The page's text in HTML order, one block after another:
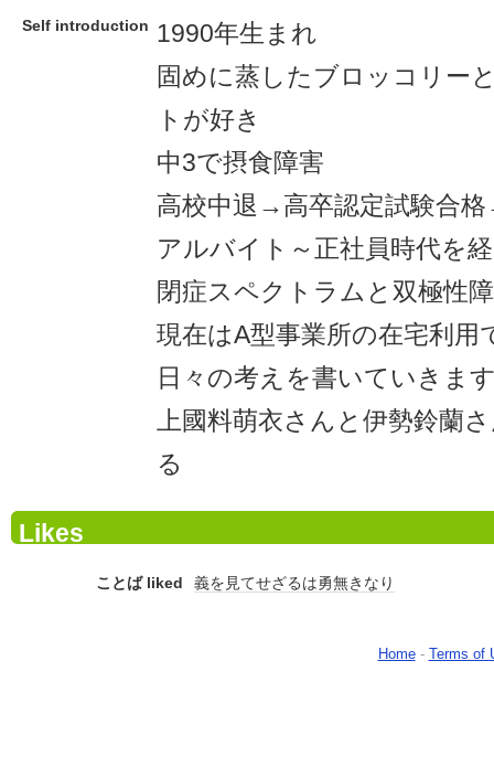
Self introduction 1990年生まれ
固めに蒸したブロッコリー
トが好き
中3で摂食障害
高校中退→高卒認定試験合
アルバイト～正社員時代を
閉症スペクトラムと双極性
現在はA型事業所の在宅利用
日々の考えを書いていきま
上國料萌衣さんと伊勢鈴蘭
る
Likes
ことば liked 義を見てせざるは勇無きなり
Home- Terms of